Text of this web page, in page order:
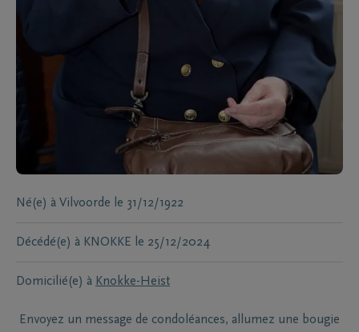
Né(e) à Vilvoorde le 31/12/1922
Décédé(e) à KNOKKE le 25/12/2024
Domicilié(e) à Knokke-Heist
Envoyez un message de condoléances, allumez une bougie